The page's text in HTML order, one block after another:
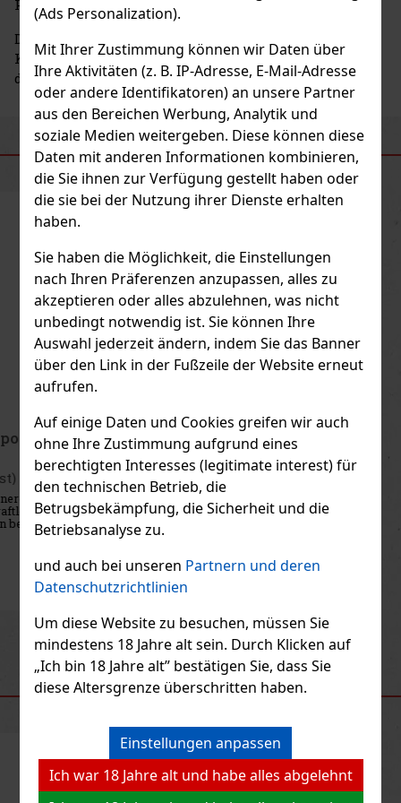
(Ads Personalization).
Mit Ihrer Zustimmung können wir Daten über
Ihre Aktivitäten (z. B. IP-Adresse, E-Mail-Adresse
oder andere Identifikatoren) an unsere Partner
aus den Bereichen Werbung, Analytik und
soziale Medien weitergeben. Diese können diese
Daten mit anderen Informationen kombinieren,
die Sie ihnen zur Verfügung gestellt haben oder
die sie bei der Nutzung ihrer Dienste erhalten
haben.
Sie haben die Möglichkeit, die Einstellungen
nach Ihren Präferenzen anzupassen, alles zu
akzeptieren oder alles abzulehnen, was nicht
unbedingt notwendig ist. Sie können Ihre
Auswahl jederzeit ändern, indem Sie das Banner
über den Link in der Fußzeile der Website erneut
aufrufen.
Auf einige Daten und Cookies greifen wir auch
ohne Ihre Zustimmung aufgrund eines
berechtigten Interesses (legitimate interest) für
den technischen Betrieb, die
Betrugsbekämpfung, die Sicherheit und die
Betriebsanalyse zu.
und auch bei unseren Partnern und deren
Datenschutzrichtlinien
Um diese Website zu besuchen, müssen Sie
mindestens 18 Jahre alt sein. Durch Klicken auf
„Ich bin 18 Jahre alt” bestätigen Sie, dass Sie
diese Altersgrenze überschritten haben.
Einstellungen anpassen
Ich war 18 Jahre alt und habe alles abgelehnt
Pflegefokus.
Die Marke Naturalis ist mit dem tschechischen
KosmetikunternehmenUnion Cosmeticverbunden,
das seinen Sitz in Třebechovice pod Orebem hat.
ÄHNLICHE PRODUKTE
Naturalis Shampoo Nutrition and Strenght 400 ml
AUF LAGER (> 5 st)
Naturalis Nutrition & Strength ist ein pflegendes Shampoo für
normales bis trockenes Haar, das Nährstoffe, Geschmeidigkeit und
einen gesunden Glanz benötigt. Die Formel mit Aprikosenöl, Honig,
Orange und Sanddorn reinigt das Haar und die Kopfhaut
PreviousNext
EMPFOHLENE PRODUKTE
Rabatt: 33%
Aktion